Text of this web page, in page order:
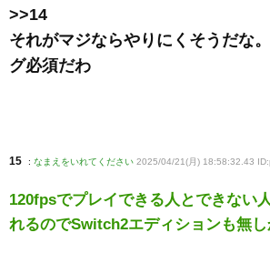
>>14
それがマジならやりにくそうだな
グ必須だわ
15 : なまえをいれてください 2025/04/21(月) 18:58:32.43
120fpsでプレイできる人とできない
れるのでSwitch2エディションも無